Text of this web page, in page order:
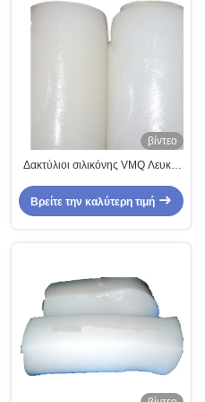
βίντεο
Δακτύλιοι σιλικόνης VMQ Λευκοί
Βρείτε την καλύτερη τιμή